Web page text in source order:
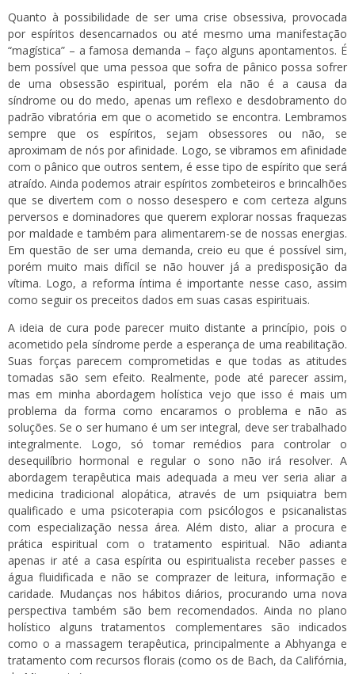
Quanto à possibilidade de ser uma crise obsessiva, provocada
por espíritos desencarnados ou até mesmo uma manifestação
“magística” – a famosa demanda – faço alguns apontamentos. É
bem possível que uma pessoa que sofra de pânico possa sofrer
de uma obsessão espiritual, porém ela não é a causa da
síndrome ou do medo, apenas um reflexo e desdobramento do
padrão vibratória em que o acometido se encontra. Lembramos
sempre que os espíritos, sejam obsessores ou não, se
aproximam de nós por afinidade. Logo, se vibramos em afinidade
com o pânico que outros sentem, é esse tipo de espírito que será
atraído. Ainda podemos atrair espíritos zombeteiros e brincalhões
que se divertem com o nosso desespero e com certeza alguns
perversos e dominadores que querem explorar nossas fraquezas
por maldade e também para alimentarem-se de nossas energias.
Em questão de ser uma demanda, creio eu que é possível sim,
porém muito mais difícil se não houver já a predisposição da
vítima. Logo, a reforma íntima é importante nesse caso, assim
como seguir os preceitos dados em suas casas espirituais.
A ideia de cura pode parecer muito distante a princípio, pois o
acometido pela síndrome perde a esperança de uma reabilitação.
Suas forças parecem comprometidas e que todas as atitudes
tomadas são sem efeito. Realmente, pode até parecer assim,
mas em minha abordagem holística vejo que isso é mais um
problema da forma como encaramos o problema e não as
soluções. Se o ser humano é um ser integral, deve ser trabalhado
integralmente. Logo, só tomar remédios para controlar o
desequilíbrio hormonal e regular o sono não irá resolver. A
abordagem terapêutica mais adequada a meu ver seria aliar a
medicina tradicional alopática, através de um psiquiatra bem
qualificado e uma psicoterapia com psicólogos e psicanalistas
com especialização nessa área. Além disto, aliar a procura e
prática espiritual com o tratamento espiritual. Não adianta
apenas ir até a casa espírita ou espiritualista receber passes e
água fluidificada e não se comprazer de leitura, informação e
caridade. Mudanças nos hábitos diários, procurando uma nova
perspectiva também são bem recomendados. Ainda no plano
holístico alguns tratamentos complementares são indicados
como o a massagem terapêutica, principalmente a Abhyanga e
tratamento com recursos florais (como os de Bach, da Califórnia,